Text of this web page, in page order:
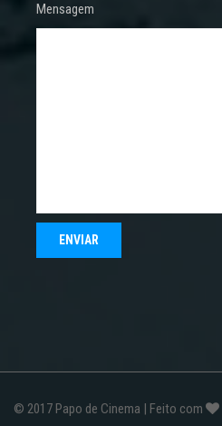
Mensagem
© 2017 Papo de Cinema | Feito com